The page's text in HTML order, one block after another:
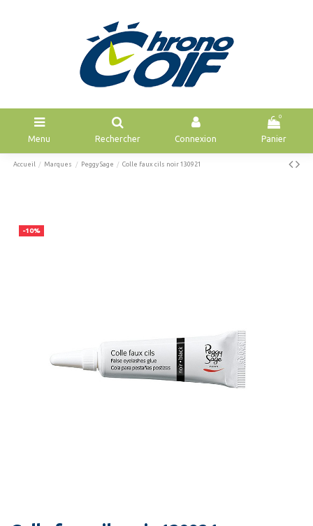
Menu Rechercher Connexion
0
Panier
Accueil Marques Peggy Sage Colle faux cils noir 130921
-10%